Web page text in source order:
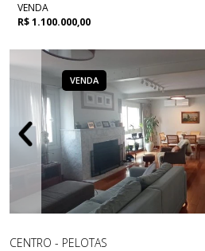
VENDA
R$ 1.100.000,00
VENDA
CENTRO - PELOTAS